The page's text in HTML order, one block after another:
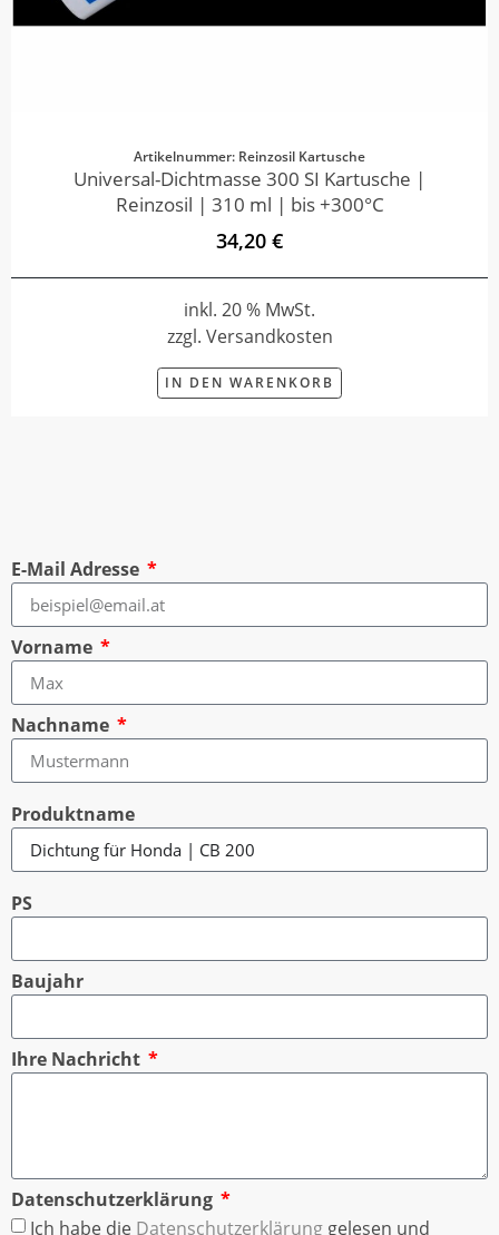
Artikelnummer: Reinzosil Kartusche
Universal-Dichtmasse 300 SI Kartusche |
Reinzosil | 310 ml | bis +300°C
34,20 €
inkl. 20 % MwSt.
zzgl. Versandkosten
IN DEN WARENKORB
E-Mail Adresse
Vorname
Nachname
Produktname
PS
Baujahr
Ihre Nachricht
Datenschutzerklärung
Ich habe die Datenschutzerklärung gelesen und